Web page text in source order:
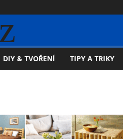
DIY & TVOŘENÍ TIPY A TRIKY